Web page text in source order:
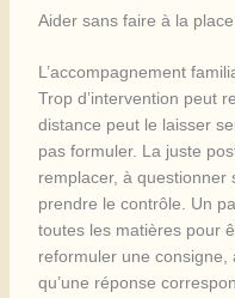
Aider sans faire à la
L’accompagnement
Trop d’intervention peut
distance peut le laisser
pas formuler. La juste
remplacer, à questionner
prendre le contrôle. Un
toutes les matières pour
reformuler une
qu’une réponse